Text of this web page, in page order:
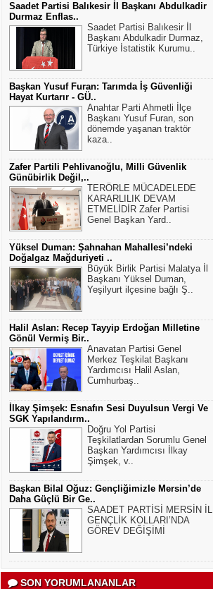
Saadet Partisi Balıkesir İl Başkanı Abdulkadir
Durmaz Enflas..
Saadet Partisi Balıkesir İl
Başkanı Abdulkadir Durmaz,
Türkiye İstatistik Kurumu..
Başkan Yusuf Furan: Tarımda İş Güvenliği
Hayat Kurtarır - GÜ..
Anahtar Parti Ahmetli İlçe
Başkanı Yusuf Furan, son
dönemde yaşanan traktör
kaza..
Zafer Partili Pehlivanoğlu, Milli Güvenlik
Günübirlik Değil,..
TERÖRLE MÜCADELEDE
KARARLILIK DEVAM
ETMELİDİR Zafer Partisi
Genel Başkan Yard..
Yüksel Duman: Şahnahan Mahallesi’ndeki
Doğalgaz Mağduriyeti ..
Büyük Birlik Partisi Malatya İl
Başkanı Yüksel Duman,
Yeşilyurt ilçesine bağlı Ş..
Halil Aslan: Recep Tayyip Erdoğan Milletine
Gönül Vermiş Bir..
Anavatan Partisi Genel
Merkez Teşkilat Başkanı
Yardımcısı Halil Aslan,
Cumhurbaş..
İlkay Şimşek: Esnafın Sesi Duyulsun Vergi Ve
SGK Yapılandırm..
Doğru Yol Partisi
Teşkilatlardan Sorumlu Genel
Başkan Yardımcısı İlkay
Şimşek, v..
Başkan Bilal Oğuz: Gençliğimizle Mersin’de
Daha Güçlü Bir Ge..
SAADET PARTİSİ MERSİN İL
GENÇLİK KOLLARI’NDA
GÖREV DEĞİŞİMİ
SON YORUMLANANLAR